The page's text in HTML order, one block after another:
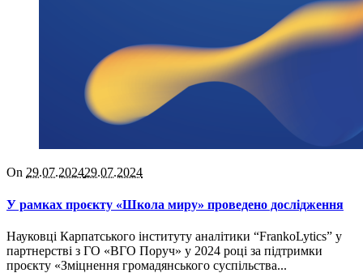
On 29.07.202429.07.2024
У рамках проєкту «Школа миру» проведено дослідження
Науковці Карпатського інституту аналітики “FrankoLytics” у
партнерстві з ГО «ВГО Поруч» у 2024 році за підтримки
проєкту «Зміцнення громадянського суспільства...